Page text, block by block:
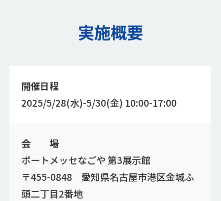
実施概要
開催日程
2025/5/28(水)-5/30(金) 10:00-17:00
会 場
ポートメッセなごや 第3展示館
〒455-0848 愛知県名古屋市港区金城ふ
頭二丁目2番地